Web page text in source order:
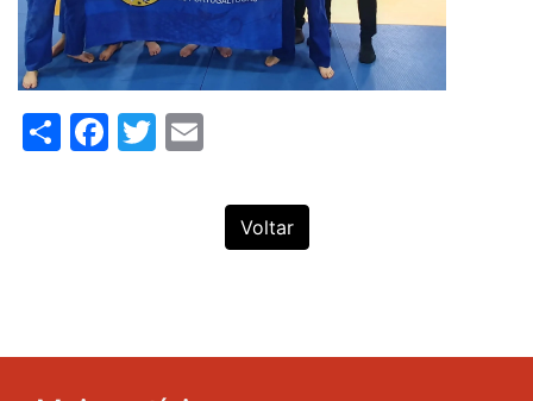
ShareFacebook
Twitter
Voltar